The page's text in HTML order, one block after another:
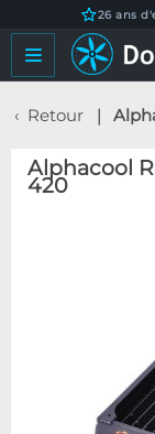
26 ans
Retour
Alphacool
420